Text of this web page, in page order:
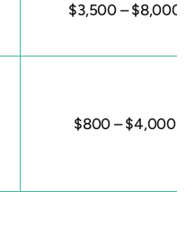
$3,500 – $8,000
$800 – $4,000